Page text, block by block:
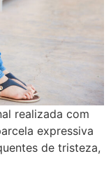
realizada com
expressiva
de tristeza,